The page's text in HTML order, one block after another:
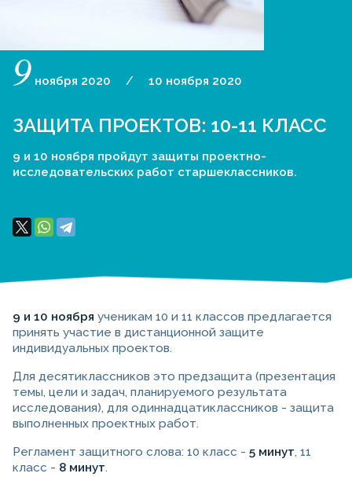
9 ноября 2020 / 10 ноября 2020
ЗАЩИТА ПРОЕКТОВ: 10-11 КЛАСС
9 и 10 ноября пройдут защиты проектно-
исследовательских работ старшеклассников.
9 и 10 ноября ученикам 10 и 11 классов предлагается
принять участие в дистанционной защите
индивидуальных проектов.
Для десятиклассников это предзащита (презентация
темы, цели и задач, планируемого результата
исследования), для одиннадцатиклассников - защита
выполненных проектных работ.
Регламент защитного слова: 10 класс - 5 минут, 11
класс - 8 минут.